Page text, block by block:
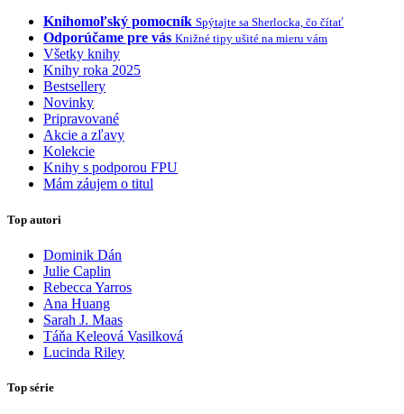
Knihomoľský pomocník Spýtajte sa Sherlocka, čo čítať
Odporúčame pre vás Knižné tipy ušité na mieru vám
Všetky knihy
Knihy roka 2025
Bestsellery
Novinky
Pripravované
Akcie a zľavy
Kolekcie
Knihy s podporou FPU
Mám záujem o titul
Top autori
Dominik Dán
Julie Caplin
Rebecca Yarros
Ana Huang
Sarah J. Maas
Táňa Keleová Vasilková
Lucinda Riley
Top série